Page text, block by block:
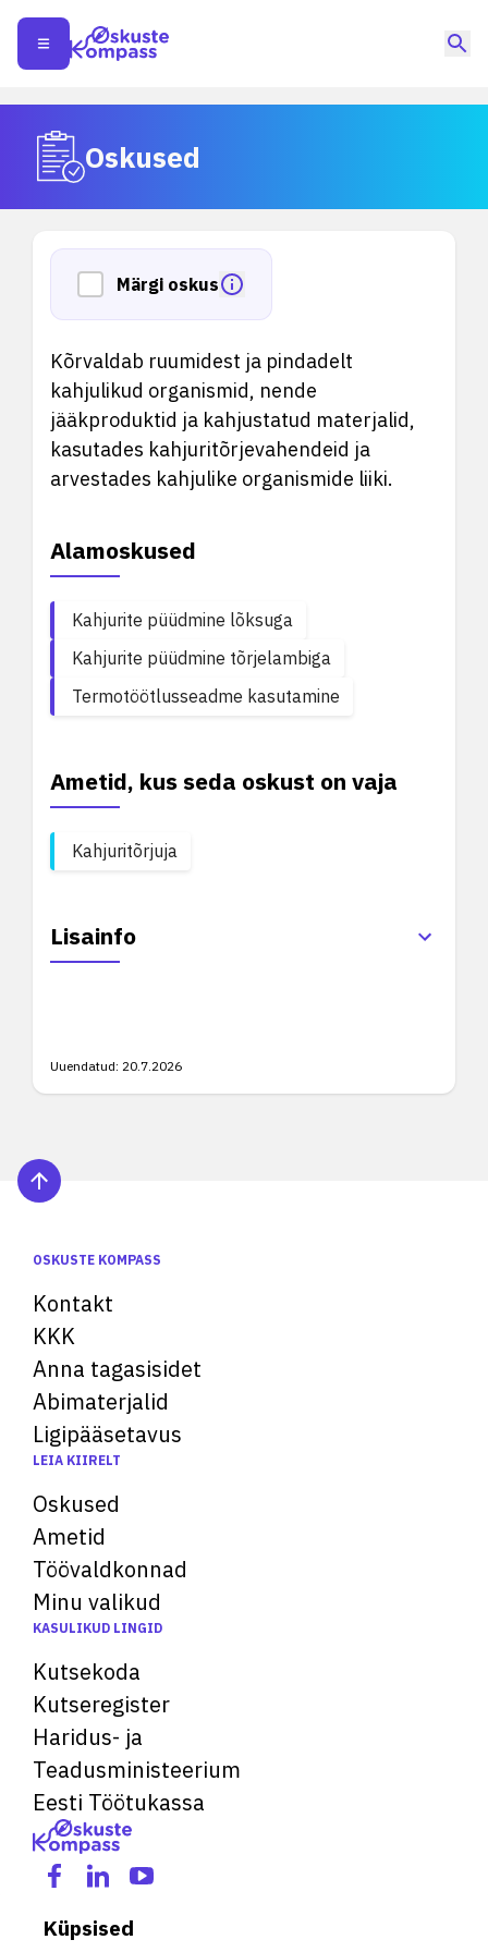
Oskused
Märgi oskus
Kõrvaldab ruumidest ja pindadelt
kahjulikud organismid, nende
jääkproduktid ja kahjustatud materjalid,
kasutades kahjuritõrjevahendeid ja
arvestades kahjulike organismide liiki.
Alamoskused
Kahjurite püüdmine lõksuga
Kahjurite püüdmine tõrjelambiga
Termotöötlusseadme kasutamine
Ametid, kus seda oskust on vaja
Kahjuritõrjuja
Lisainfo
Uuendatud: 20.7.2026
OSKUSTE KOMPASS
Kontakt
KKK
Anna tagasisidet
Abimaterjalid
Ligipääsetavus
LEIA KIIRELT
Oskused
Ametid
Töövaldkonnad
Minu valikud
KASULIKUD LINGID
Kutsekoda
Kutseregister
Haridus- ja
Teadusministeerium
Eesti Töötukassa
Küpsised